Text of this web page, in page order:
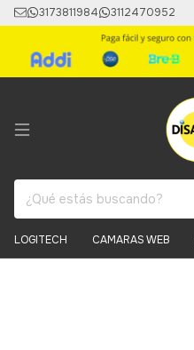
3173811984 3112470952
LOGITECH CAMARAS WEB